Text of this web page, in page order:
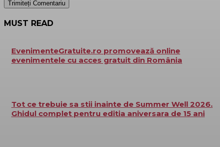
MUST READ
EvenimenteGratuite.ro promovează online
evenimentele cu acces gratuit din România
Tot ce trebuie sa stii inainte de Summer Well 2026.
Ghidul complet pentru editia aniversara de 15 ani